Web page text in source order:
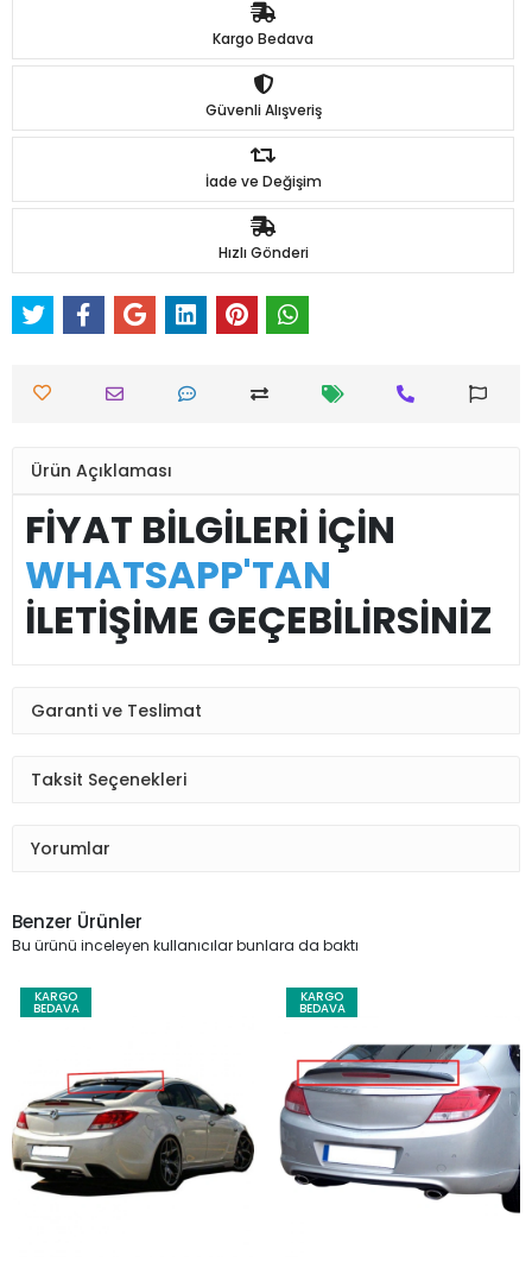
Kargo Bedava
Güvenli Alışveriş
İade ve Değişim
Hızlı Gönderi
Ürün Açıklaması
FİYAT BİLGİLERİ İÇİN
WHATSAPP'TAN
İLETİŞİME GEÇEBİLİRSİNİZ
Garanti ve Teslimat
Taksit Seçenekleri
Yorumlar
Benzer Ürünler
Bu ürünü inceleyen kullanıcılar bunlara da baktı
KARGO
BEDAVA
KARGO
BEDAVA